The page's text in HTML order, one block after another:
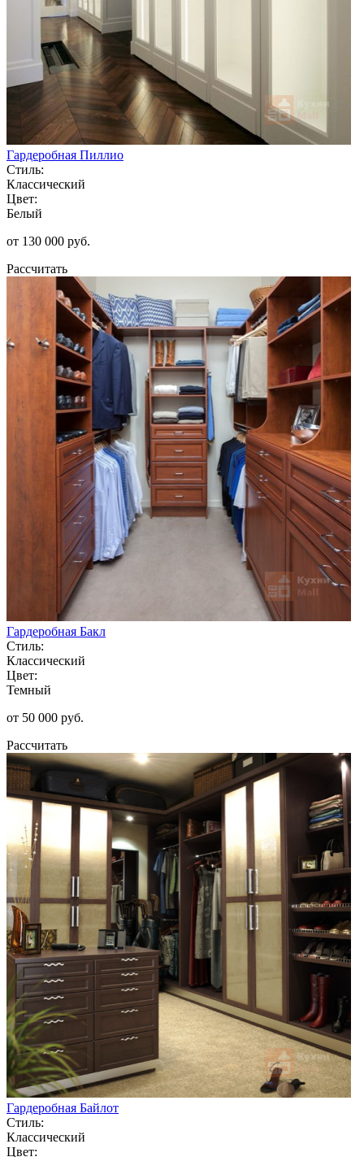
Гардеробная Пиллио
Стиль:
Классический
Цвет:
Белый
от 130 000 руб.
Рассчитать
Гардеробная Бакл
Стиль:
Классический
Цвет:
Темный
от 50 000 руб.
Рассчитать
Гардеробная Байлот
Стиль:
Классический
Цвет: